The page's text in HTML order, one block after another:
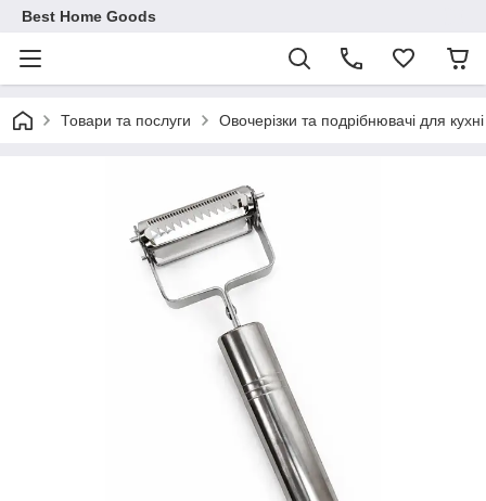
Best Home Goods
Товари та послуги Овочерізки та подрібнювачі для кухні